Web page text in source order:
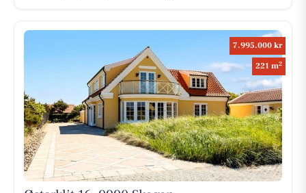
7.995.000 kr
221 m2